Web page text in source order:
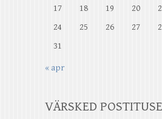
17
18 19 20
24
25 26 27
31
« apr
VÄRSKED